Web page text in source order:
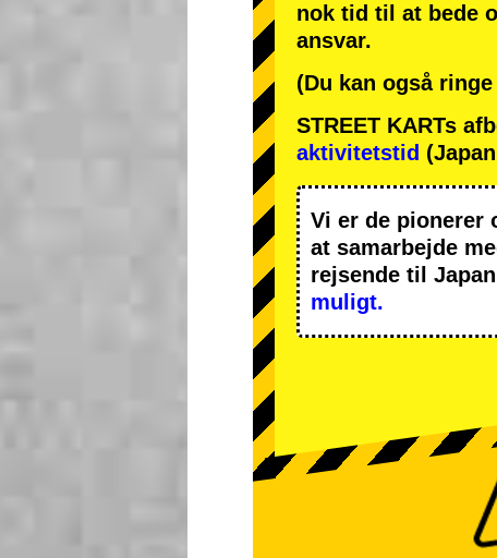
nok tid til at bede
ansvar.
(Du kan også
STREET KARTs
aktivitetstid
Vi er de pionerer
at samarbejde
rejsende til
muligt.